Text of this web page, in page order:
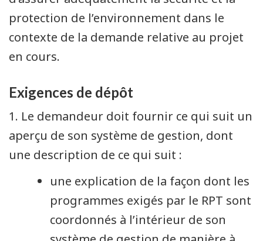
protection de l’environnement dans le
contexte de la demande relative au projet
en cours.
Exigences de dépôt
1. Le demandeur doit fournir ce qui suit un
aperçu de son système de gestion, dont
une description de ce qui suit :
une explication de la façon dont les
programmes exigés par le RPT sont
coordonnés à l’intérieur de son